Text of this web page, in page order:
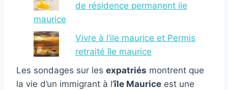
de résidence permanent ile
maurice
Vivre à l’ile maurice et Permis
retraité île maurice
Les sondages sur les expatriés montrent que
la vie d’un immigrant à l’île Maurice est une